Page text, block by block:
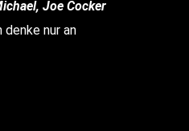
Joe Cocker
nur an